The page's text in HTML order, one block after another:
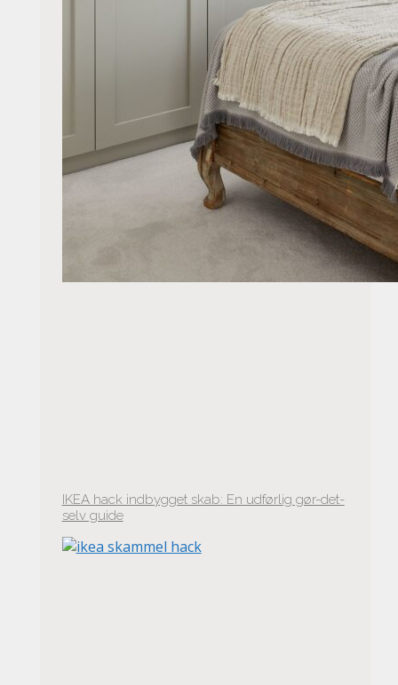
IKEA hack indbygget skab: En udførlig gør-det-
selv guide